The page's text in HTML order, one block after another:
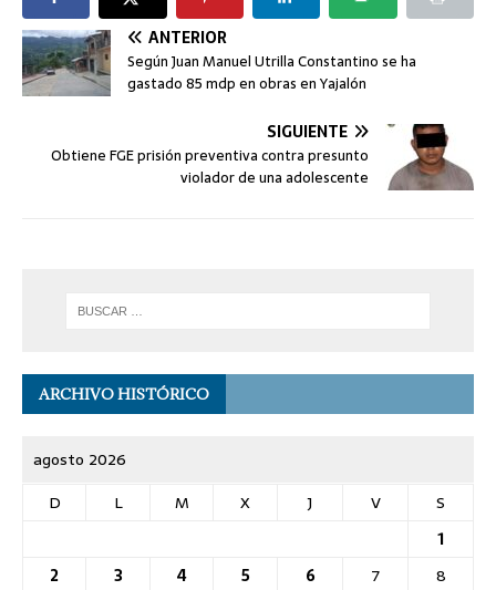
ANTERIOR
Según Juan Manuel Utrilla Constantino se ha
gastado 85 mdp en obras en Yajalón
SIGUIENTE
Obtiene FGE prisión preventiva contra presunto
violador de una adolescente
ARCHIVO HISTÓRICO
agosto 2026
D
L M X J V
S
1
2
3 4 5 6 7
8